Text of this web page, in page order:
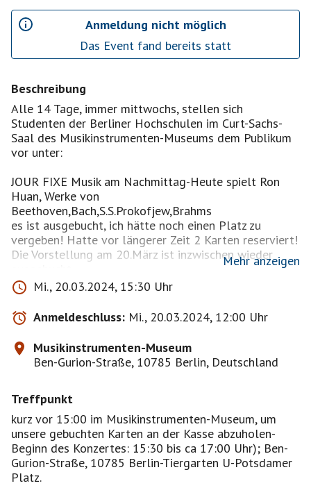
Anmeldung nicht möglich
Das Event fand bereits statt
Beschreibung
Alle 14 Tage, immer mittwochs, stellen sich
Studenten der Berliner Hochschulen im Curt-Sachs-
Saal des Musikinstrumenten-Museums dem Publikum
vor unter:
JOUR FIXE Musik am Nachmittag-Heute spielt Ron
Huan, Werke von
Beethoven,Bach,S.S.Prokofjew,Brahms
es ist ausgebucht, ich hätte noch einen Platz zu
vergeben! Hatte vor längerer Zeit 2 Karten reserviert!
Die Vorstellung am 20.März ist inzwischen wieder
Eintritt frei, Spenden erwünscht..
Treff:kurz vor 15:00 im Musikinstrumenten-Museum,
um unsere gebuchten Karten an der Kasse abzuholen-
Beginn des Konzertes: 15:30 bis ca 17:00 Uhr); Ben-
Gurion-Straße, 10785 Berlin-Tiergarten U-Potsdamer
Platz.
Mehr anzeigen
Mi., 20.03.2024, 15:30 Uhr
Anmeldeschluss: Mi., 20.03.2024, 12:00 Uhr
Musikinstrumenten-Museum
Ben-Gurion-Straße, 10785 Berlin, Deutschland
Treffpunkt
kurz vor 15:00 im Musikinstrumenten-Museum, um
unsere gebuchten Karten an der Kasse abzuholen-
Beginn des Konzertes: 15:30 bis ca 17:00 Uhr); Ben-
Gurion-Straße, 10785 Berlin-Tiergarten U-Potsdamer
Platz.